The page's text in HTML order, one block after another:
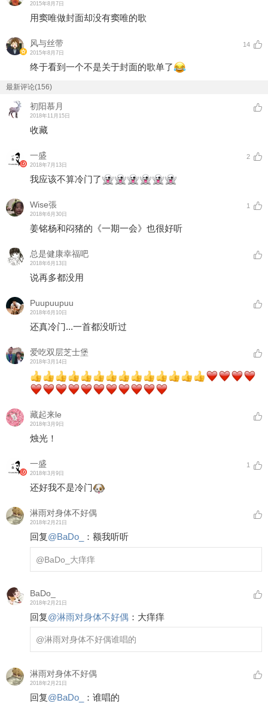
2015年8月7日
用窦唯做封面却没有窦唯的歌
风与丝带
2015年8月7日
14
终于看到一个不是关于封面的歌单了
最新评论(156)
初阳慕月
2018年11月15日
收藏
一盛
2018年7月13日
2
我应该不算冷门了
Wise張
2018年6月30日
1
姜铭杨和闷猪的《一期一会》也很好听
总是健康幸福吧
2018年6月13日
说再多都没用
Puupuupuu
2018年6月10日
还真冷门...一首都没听过
爱吃双层芝士堡
2018年3月14日
藏起来le
2018年3月9日
烛光！
一盛
2018年3月9日
1
还好我不是冷门
淋雨对身体不好偶
2018年2月21日
回复@BaDo_ ： 额我听听
@BaDo_ 大痒痒
BaDo_
2018年2月21日
回复@淋雨对身体不好偶 ： 大痒痒
@淋雨对身体不好偶谁唱的
淋雨对身体不好偶
2018年2月21日
回复@BaDo_ ： 谁唱的